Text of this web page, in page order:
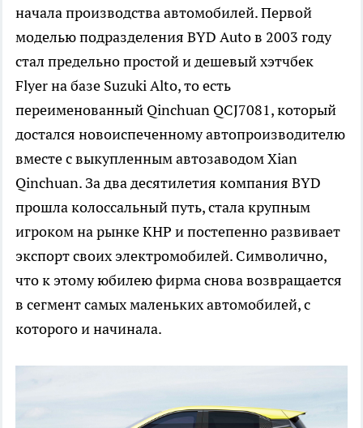
начала производства автомобилей. Первой
моделью подразделения BYD Auto в 2003 году
стал предельно простой и дешевый хэтчбек
Flyer на базе Suzuki Alto, то есть
переименованный Qinchuan QCJ7081, который
достался новоиспеченному автопроизводителю
вместе с выкупленным автозаводом Xian
Qinchuan. За два десятилетия компания BYD
прошла колоссальный путь, стала крупным
игроком на рынке КНР и постепенно развивает
экспорт своих электромобилей. Символично,
что к этому юбилею фирма снова возвращается
в сегмент самых маленьких автомобилей, с
которого и начинала.